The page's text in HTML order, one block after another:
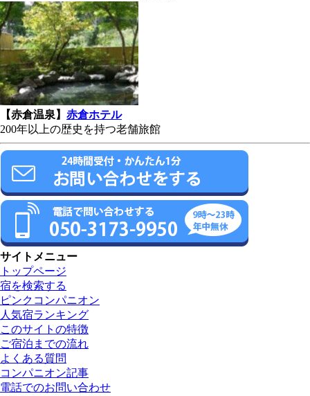
【赤倉温泉】 赤倉ホテル
200年以上の歴史を持つ老舗旅館
サイトメニュー
トップページ
宿を検索する
ピンクコンパニオン
人気宿ランキング
このサイトの特徴
ご宿泊までの流れ
よくある質問
コンパニオン記事
電話でのお問い合わせ